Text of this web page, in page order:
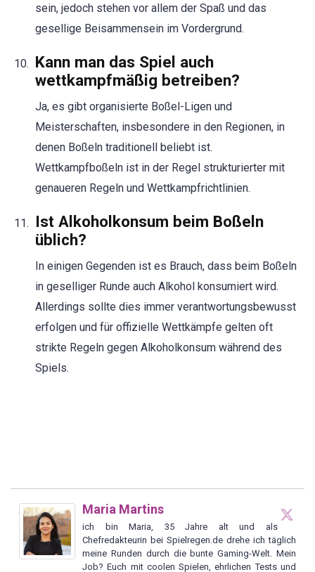
sein, jedoch stehen vor allem der Spaß und das
gesellige Beisammensein im Vordergrund.
Kann man das Spiel auch
wettkampfmäßig betreiben?
Ja, es gibt organisierte Boßel-Ligen und
Meisterschaften, insbesondere in den Regionen, in
denen Boßeln traditionell beliebt ist.
Wettkampfboßeln ist in der Regel strukturierter mit
genaueren Regeln und Wettkampfrichtlinien.
Ist Alkoholkonsum beim Boßeln
üblich?
In einigen Gegenden ist es Brauch, dass beim Boßeln
in geselliger Runde auch Alkohol konsumiert wird.
Allerdings sollte dies immer verantwortungsbewusst
erfolgen und für offizielle Wettkämpfe gelten oft
strikte Regeln gegen Alkoholkonsum während des
Spiels.
Maria Martins
ich bin Maria, 35 Jahre alt und als
Chefredakteurin bei Spielregen.de drehe ich täglich
meine Runden durch die bunte Gaming-Welt. Mein
Job? Euch mit coolen Spielen, ehrlichen Tests und